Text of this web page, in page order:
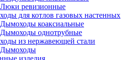
Люки ревизионные
для котлов газовых настенных
Дымоходы коаксиальные
Дымоходы однотрубные
из нержавеющей стали
Дымоходы
изделия